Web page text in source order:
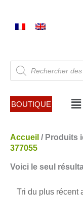
contenu
Recherche
de
produits
BOUTIQUE
Accueil / Produits
377055
Voici le seul